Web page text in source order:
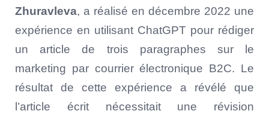
Zhuravleva, a réalisé en décembre 2022 une
expérience en utilisant ChatGPT pour rédiger
un article de trois paragraphes sur le
marketing par courrier électronique B2C. Le
résultat de cette expérience a révélé que
l’article écrit nécessitait une révision